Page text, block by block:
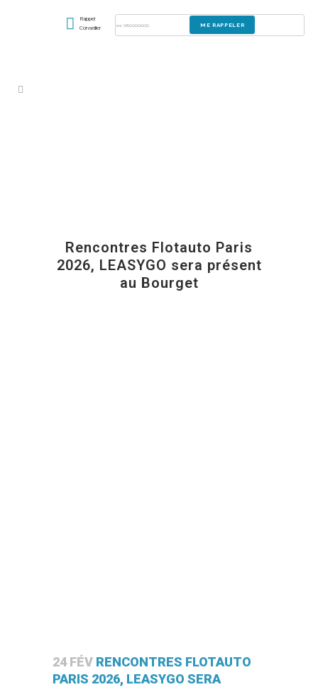
Rappel
Rencontres Flotauto Paris
2026, LEASYGO sera présent
au Bourget
24 FÉV RENCONTRES FLOTAUTO
PARIS 2026, LEASYGO SERA